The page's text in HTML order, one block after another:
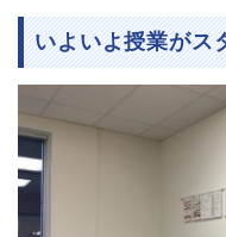
いよいよ授業がス